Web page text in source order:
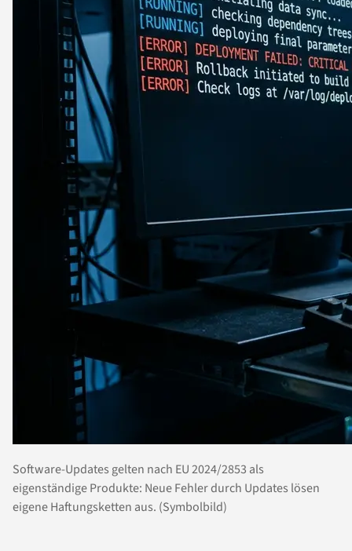
Software-Updates gelten nach EU 2024/2853 als
eigenständige Produkte: Neue Fehler durch Updates lösen
eigene Haftungsketten aus. (Symbolbild)